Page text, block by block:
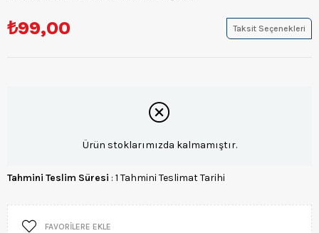
₺99,00 Taksit Seçenekleri
Ürün stoklarımızda kalmamıştır.
Tahmini Teslim Süresi : 1 Tahmini Teslimat Tarihi
FAVORILERE EKLE